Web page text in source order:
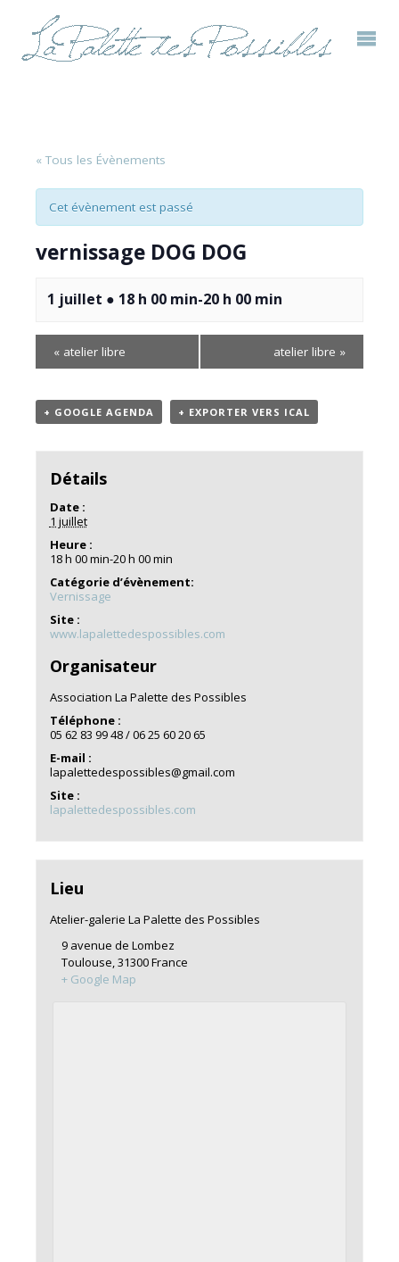
« Tous les Évènements
Cet évènement est passé
vernissage DOG DOG
1 juillet ● 18 h 00 min-20 h 00 min
« atelier libre atelier libre »
+ GOOGLE AGENDA + EXPORTER VERS ICAL
Détails
Date :
1 juillet
Heure :
18 h 00 min-20 h 00 min
Catégorie d’évènement:
Vernissage
Site :
www.lapalettedespossibles.com
Organisateur
Association La Palette des Possibles
Téléphone :
05 62 83 99 48 / 06 25 60 20 65
E-mail :
lapalettedespossibles@gmail.com
Site :
lapalettedespossibles.com
Lieu
Atelier-galerie La Palette des Possibles
9 avenue de Lombez
Toulouse,31300France
+ Google Map